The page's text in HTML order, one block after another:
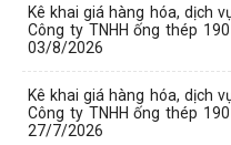
Kê khai giá hàng hóa, dịch
Công ty TNHH ống thép
03/8/2026
Kê khai giá hàng hóa, dịch
Công ty TNHH ống thép
27/7/2026